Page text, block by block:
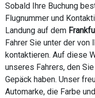
Sobald Ihre Buchung
Flugnummer und
Landung auf dem
Fahrer Sie unter der von
kontaktieren. Auf diese
unseres Fahrers, den
Gepäck haben. Unser
Automarke, die Farbe